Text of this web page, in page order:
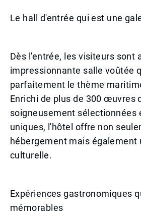
Le hall d'entrée qui est une
Dès l'entrée, les visiteurs sont
impressionnante salle voûtée
parfaitement le thème
Enrichi de plus de 300 œuvres
soigneusement sélectionnées
uniques, l'hôtel offre non
hébergement mais également
culturelle.
Expériences gastronomiques
mémorables